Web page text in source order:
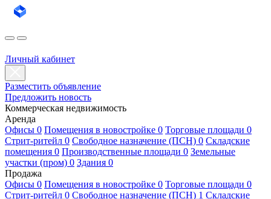
Личный кабинет
Разместить объявление
Предложить новость
Коммерческая недвижимость
Аренда
Офисы 0 Помещения в новостройке 0 Торговые площади 0
Стрит-ритейл 0 Свободное назначение (ПСН) 0 Складские
помещения 0 Производственные площади 0 Земельные
участки (пром) 0 Здания 0
Продажа
Офисы 0 Помещения в новостройке 0 Торговые площади 0
Стрит-ритейл 0 Свободное назначение (ПСН) 1 Складские